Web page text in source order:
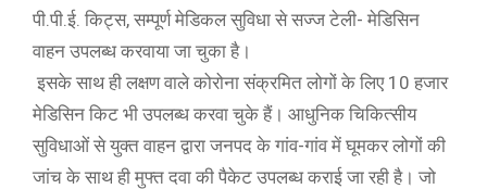
पी.पी.ई. किट्स, सम्पूर्ण मेडिकल सुविधा से सज्ज टेली- मेडिसिन
वाहन उपलब्ध करवाया जा चुका है।
इसके साथ ही लक्षण वाले कोरोना संक्रमित लोगों के लिए 10 हजार
मेडिसिन किट भी उपलब्ध करवा चुके हैं। आधुनिक चिकित्सीय
सुविधाओं से युक्त वाहन द्वारा जनपद के गांव-गांव में घूमकर लोगों की
जांच के साथ ही मुफ्त दवा की पैकेट उपलब्ध कराई जा रही है। जो